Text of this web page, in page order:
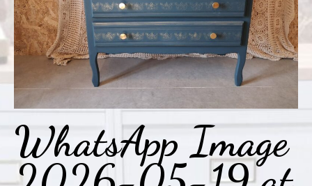
WhatsApp Image